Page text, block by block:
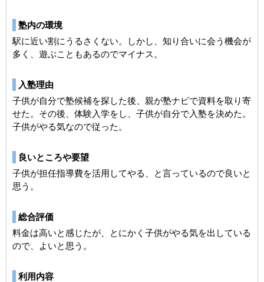
塾内の環境
駅に近い割にうるさくない。しかし、知り合いに会う機会が
多く、遊ぶこともあるのでマイナス。
入塾理由
子供が自分で塾候補を探した後、親が塾ナビで資料を取り寄
せた。その後、体験入学をし、子供が自分で入塾を決めた。
子供がやる気なので従った。
良いところや要望
子供が担任指導費を活用してやる、と言っているので良いと
思う。
総合評価
料金は高いと感じたが、とにかく子供がやる気を出している
ので、よいと思う。
利用内容